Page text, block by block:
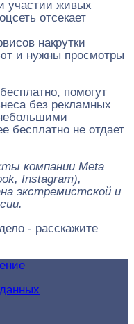
участии живых
отсекает
накрутки
и нужны просмотры
помогут
без рекламных
бесплатно не отдает
компании Meta
Instagram),
экстремистской и
- расскажите